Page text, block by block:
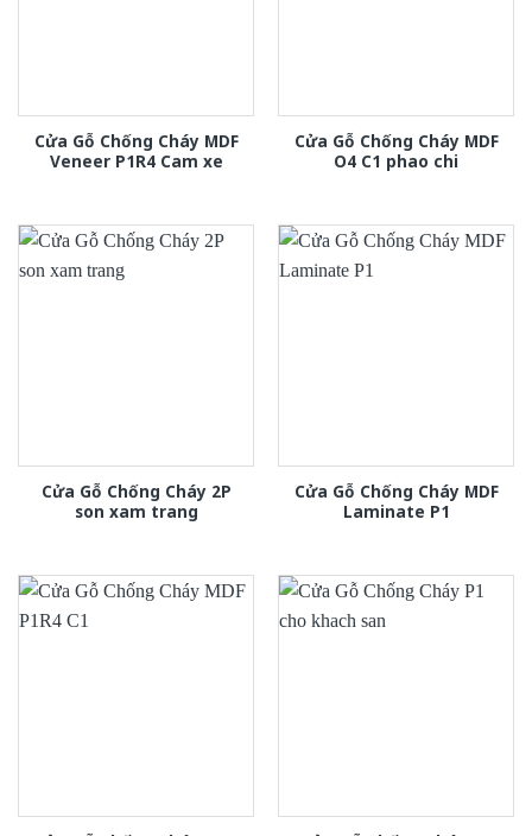
Cửa Gỗ Chống Cháy MDF
Veneer P1R4 Cam xe
Cửa Gỗ Chống Cháy MDF
O4 C1 phao chi
Cửa Gỗ Chống Cháy 2P
son xam trang
Cửa Gỗ Chống Cháy MDF
Laminate P1